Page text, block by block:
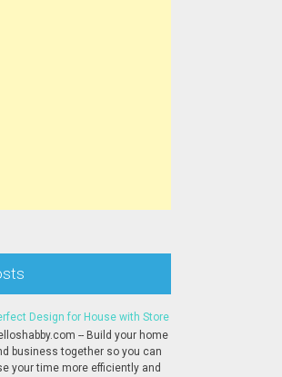
Design for House with Store
-- Build your home
business together so you can
your time more efficiently and